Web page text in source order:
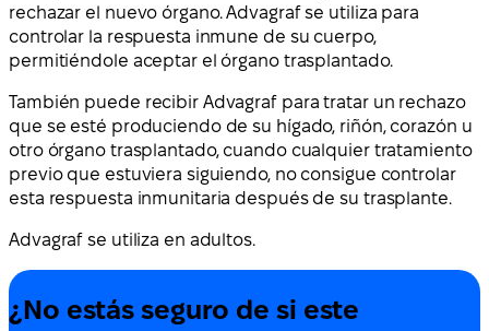
rechazar el nuevo órgano. Advagraf se utiliza para
controlar la respuesta inmune de su cuerpo,
permitiéndole aceptar el órgano trasplantado.
También puede recibir Advagraf para tratar un rechazo
que se esté produciendo de su hígado, riñón, corazón u
otro órgano trasplantado, cuando cualquier tratamiento
previo que estuviera siguiendo, no consigue controlar
esta respuesta inmunitaria después de su trasplante.
Advagraf se utiliza en adultos.
¿No estás seguro de si este